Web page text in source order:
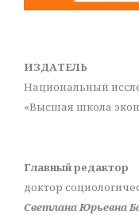
ИЗДАТЕЛЬ
Национальный
«Высшая школа
Главный редактор
доктор
Светлана Юрьевна